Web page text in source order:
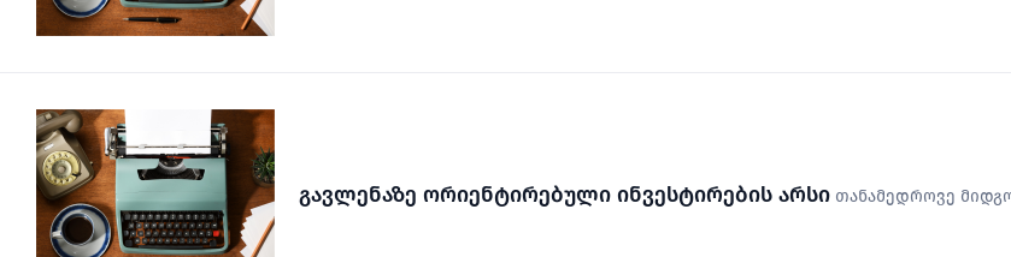
გავლენაზე ორიენტირებული ინვესტირების არსი თანამედროვე